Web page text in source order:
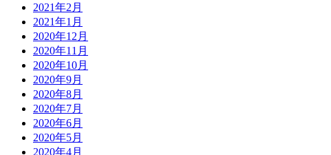
2021年2月
2021年1月
2020年12月
2020年11月
2020年10月
2020年9月
2020年8月
2020年7月
2020年6月
2020年5月
2020年4月